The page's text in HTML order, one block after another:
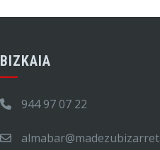
BIZKAIA
944 97 07 22